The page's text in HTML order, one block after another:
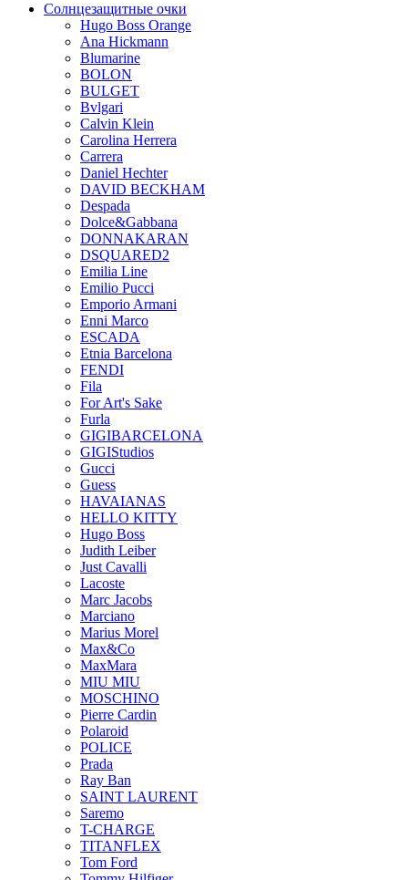
Солнцезащитные очки
Hugo Boss Orange
Ana Hickmann
Blumarine
BOLON
BULGET
Bvlgari
Calvin Klein
Carolina Herrera
Carrera
Daniel Hechter
DAVID BECKHAM
Despada
Dolce&Gabbana
DONNAKARAN
DSQUARED2
Emilia Line
Emilio Pucci
Emporio Armani
Enni Marco
ESCADA
Etnia Barcelona
FENDI
Fila
For Art's Sake
Furla
GIGIBARCELONA
GIGIStudios
Gucci
Guess
HAVAIANAS
HELLO KITTY
Hugo Boss
Judith Leiber
Just Cavalli
Lacoste
Marc Jacobs
Marciano
Marius Morel
Max&Co
MaxMara
MIU MIU
MOSCHINO
Pierre Cardin
Polaroid
POLICE
Prada
Ray Ban
SAINT LAURENT
Saremo
T-CHARGE
TITANFLEX
Tom Ford